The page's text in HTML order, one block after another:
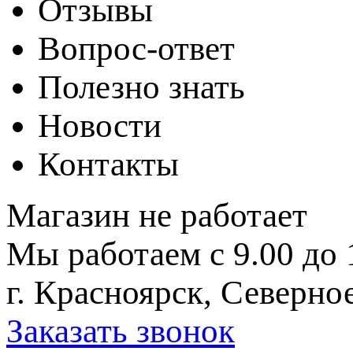
Отзывы
Вопрос-ответ
Полезно знать
Новости
Контакты
Магазин не работает
Мы работаем с 9.00 до
г. Красноярск,
Заказать звонок